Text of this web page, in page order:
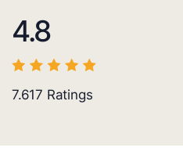
4.8
7.617 Ratings